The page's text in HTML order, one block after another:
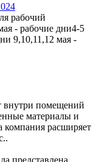
рабочий
- рабочие дни4-5
9,10,11,12 мая -
внутри помещений
материалы и
компания расширяет
представлена